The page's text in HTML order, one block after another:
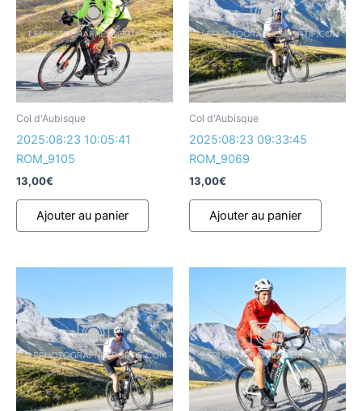
Col d'Aubisque
2025:08:23 10:05:41
ROM_9105
13,00€
Ajouter au panier
Col d'Aubisque
2025:08:23 09:33:45
ROM_9069
13,00€
Ajouter au panier